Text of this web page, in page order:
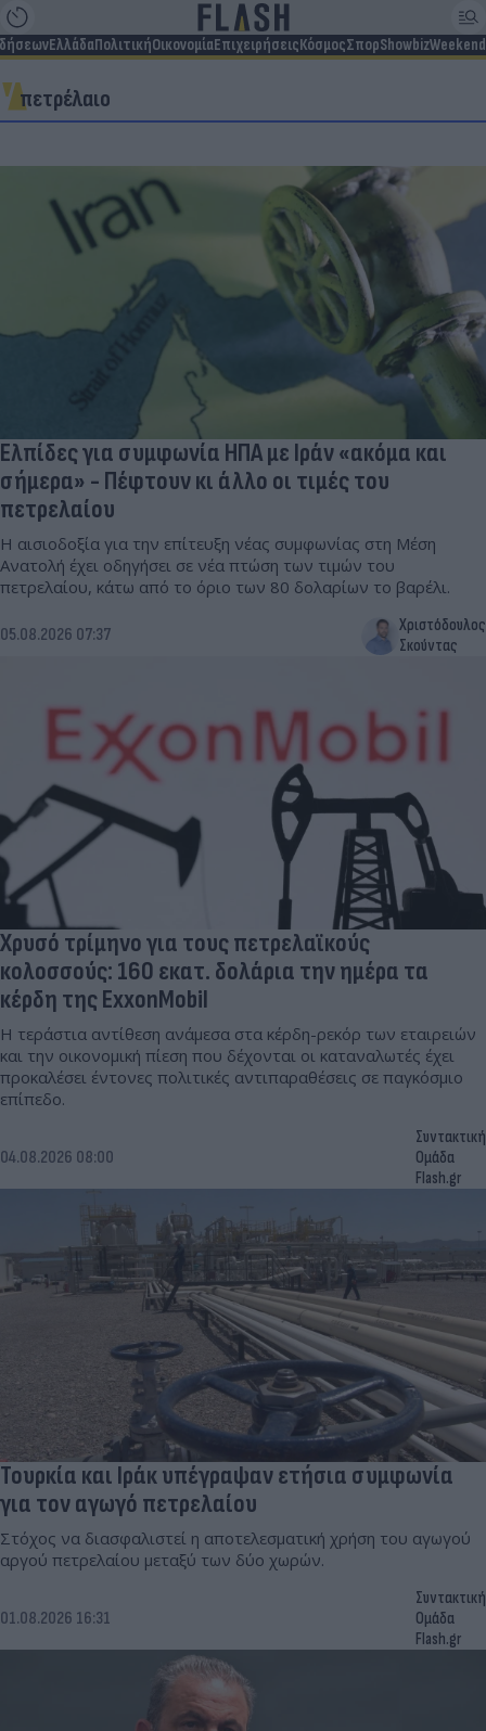
ΕλλάδαΠολιτικήΟικονομίαΕπιχειρήσειςΚόσμοςΣπορShowbizWeekend
πετρέλαιο
Ελπίδες για συμφωνία ΗΠΑ με Ιράν «ακόμα και
σήμερα» - Πέφτουν κι άλλο οι τιμές του
πετρελαίου
Η αισιοδοξία για την επίτευξη νέας συμφωνίας στη Μέση
Ανατολή έχει οδηγήσει σε νέα πτώση των τιμών του
πετρελαίου, κάτω από το όριο των 80 δολαρίων το βαρέλι.
05.08.2026 07:37
Χριστόδουλος
Σκούντας
Χρυσό τρίμηνο για τους πετρελαϊκούς
κολοσσούς: 160 εκατ. δολάρια την ημέρα τα
κέρδη της ExxonMobil
Η τεράστια αντίθεση ανάμεσα στα κέρδη-ρεκόρ των εταιρειών
και την οικονομική πίεση που δέχονται οι καταναλωτές έχει
προκαλέσει έντονες πολιτικές αντιπαραθέσεις σε παγκόσμιο
επίπεδο.
04.08.2026 08:00
Συντακτική
Ομάδα
Flash.gr
Τουρκία και Ιράκ υπέγραψαν ετήσια συμφωνία
για τον αγωγό πετρελαίου
Στόχος να διασφαλιστεί η αποτελεσματική χρήση του αγωγού
αργού πετρελαίου μεταξύ των δύο χωρών.
01.08.2026 16:31
Συντακτική
Ομάδα
Flash.gr